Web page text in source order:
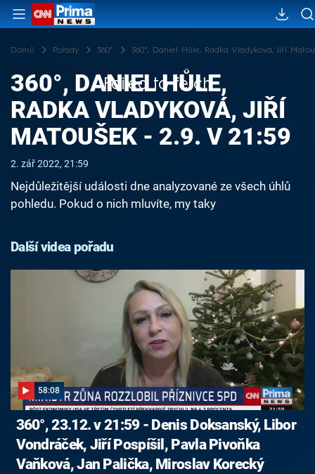
Domů Pořady 360° 360°, Daniel Hůle, Radka Vladyková, Jiří
Failed to fetch
360°, DANIEL HŮLE,
RADKA VLADYKOVÁ, JIŘÍ
MATOUŠEK - 2.9. V 21:59
2. zář 2022, 21:59
Nejdůležitější události dne analyzované ze všech úhlů
pohledu. Pokud o nich mluvíte, my taky
Další videa pořadu
58:08
360°, 23.12. v 21:59 - Denis Doksanský, Libor
Vondráček, Jiří Pospíšil, Pavla Pivoňka
Vaňková, Jan Palička, Miroslav Korecký